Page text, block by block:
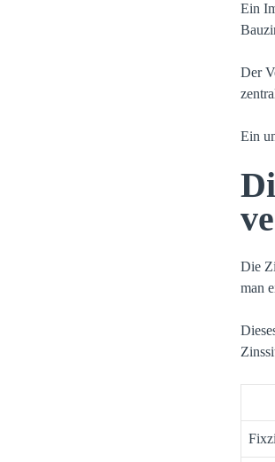
Ein
Der
Ein
Die
man